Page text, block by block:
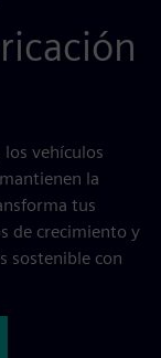
vehículos
la
tus
de crecimiento y
sostenible con